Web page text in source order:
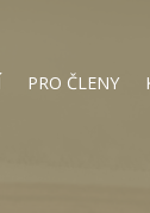
PRO ČLENY